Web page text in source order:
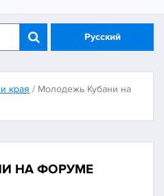
Русский
края / Молодежь Кубани на
НА ФОРУМЕ